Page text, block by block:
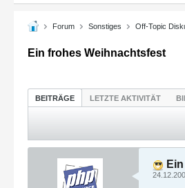
Forum Sonstiges Off-Topic
Ein frohes Weihnachtsfest
BEITRÄGE LETZTE AKTIVITÄT